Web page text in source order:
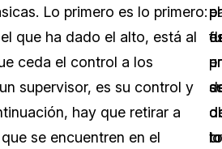
Lo primero es lo primero:
que ha dado el alto, está al
ceda el control a los
supervisor, es su control y
hay que retirar a
se encuentren en el
el